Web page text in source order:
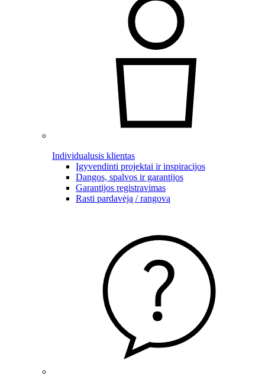
Individualusis klientas
Įgyvendinti projektai ir inspiracijos
Dangos, spalvos ir garantijos
Garantijos registravimas
Rasti pardavėją / rangovą